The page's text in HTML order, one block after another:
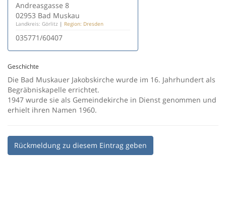
Andreasgasse 8
02953 Bad Muskau
Landkreis: Görlitz | Region: Dresden
035771/60407
Geschichte
Die Bad Muskauer Jakobskirche wurde im 16. Jahrhundert als
Begräbniskapelle errichtet.
1947 wurde sie als Gemeindekirche in Dienst genommen und
erhielt ihren Namen 1960.
Rückmeldung zu diesem Eintrag geben